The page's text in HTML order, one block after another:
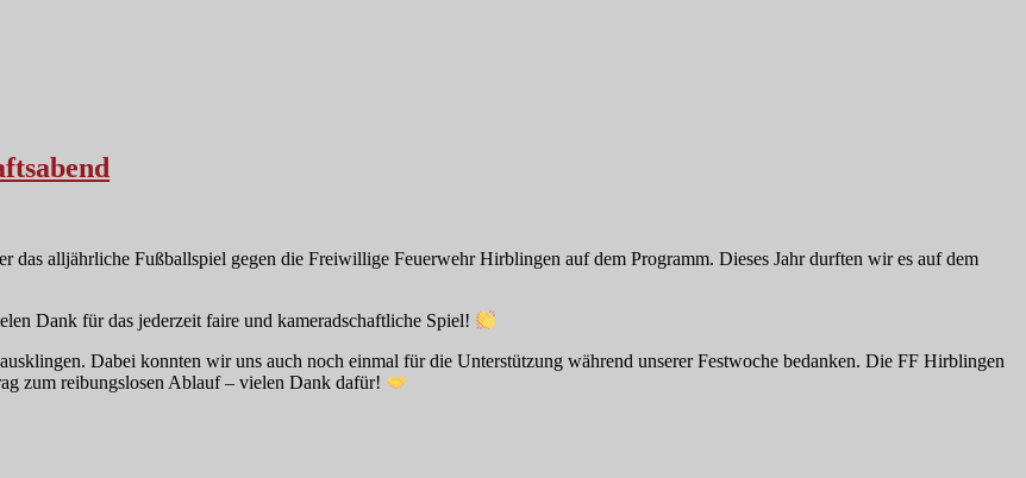
alljährliche Fußballspiel gegen die Freiwillige Feuerwehr Hirblingen auf dem Programm. Dieses Jahr durften wir es auf dem
Dank für das jederzeit faire und kameradschaftliche Spiel!
Dabei konnten wir uns auch noch einmal für die Unterstützung während unserer Festwoche bedanken. Die FF Hirblingen
zum reibungslosen Ablauf – vielen Dank dafür!